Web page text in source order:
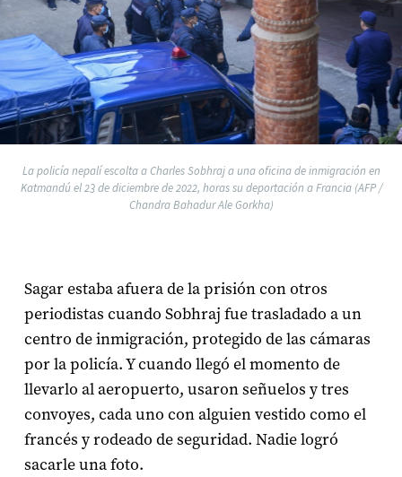
La policía nepalí escolta a Charles Sobhraj a una oficina de inmigración en
Katmandú el 23 de diciembre de 2022, horas su deportación a Francia (AFP /
Chandra Bahadur Ale Gorkha)
Sagar estaba afuera de la prisión con otros
periodistas cuando Sobhraj fue trasladado a un
centro de inmigración, protegido de las cámaras
por la policía. Y cuando llegó el momento de
llevarlo al aeropuerto, usaron señuelos y tres
convoyes, cada uno con alguien vestido como el
francés y rodeado de seguridad. Nadie logró
sacarle una foto.